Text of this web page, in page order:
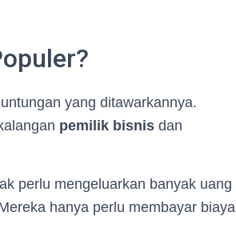
yang ditawarkannya.
pemilik bisnis dan
perlu mengeluarkan banyak uang
hanya perlu membayar biaya